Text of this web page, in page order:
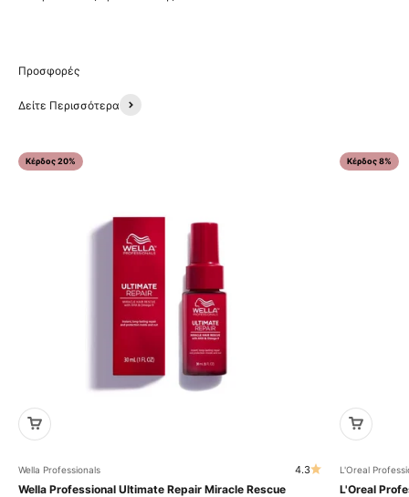
Δείτε Περισσότερα
Κέρδος 20%
Wella Professionals 4.3
Wella Professional Ultimate Repair Miracle Rescue
Κέρδος 8%
L'Oreal
L'Oreal